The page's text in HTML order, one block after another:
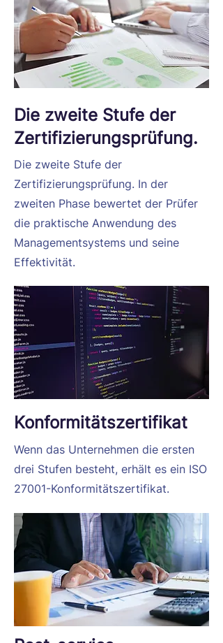
Die zweite Stufe der
Zertifizierungsprüfung.
Die zweite Stufe der
Zertifizierungsprüfung. In der
zweiten Phase bewertet der Prüfer
die praktische Anwendung des
Managementsystems und seine
Effektivität.
Rezertifizierung
Konformitätszertifikat
Wenn das Unternehmen die ersten
drei Stufen besteht, erhält es ein ISO
27001-Konformitätszertifikat.